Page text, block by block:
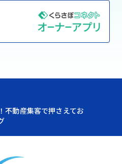
不動産集客で押さえてお